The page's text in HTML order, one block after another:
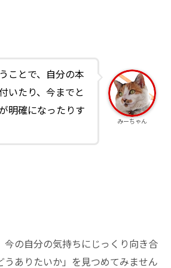
ことで、自分の本
いたり、今までと
明確になったりす
みーちゃん
今の自分の気持ちにじっくり向き合
うありたいか」を見つめてみません